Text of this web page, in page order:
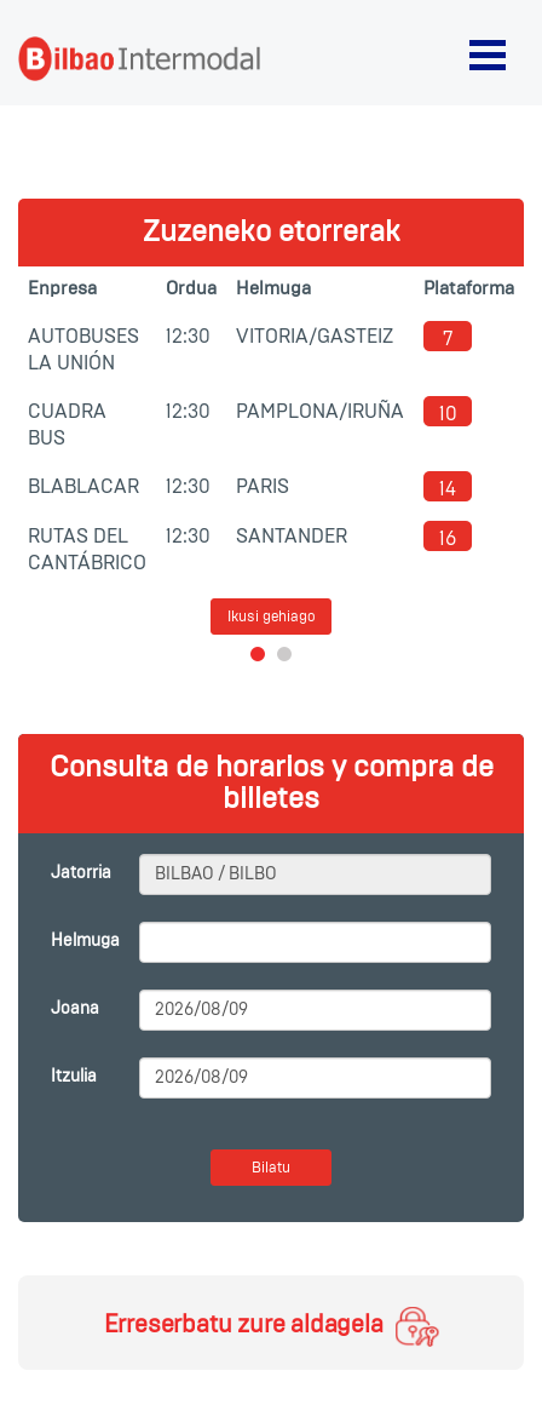
Zuzeneko etorrerak
Enpresa Ordua Helmuga Plataforma
AUTOBUSES
LA UNIÓN
12:30 VITORIA/GASTEIZ 7
CUADRA
BUS
12:30 PAMPLONA/IRUÑA 10
BLABLACAR 12:30 PARIS 14
RUTAS DEL
CANTÁBRICO
12:30 SANTANDER 16
Ikusi gehiago
Consulta de horarios y compra de
billetes
Jatorria
Helmuga
Joana
Itzulia
Bilatu
Erreserbatu zure aldagela